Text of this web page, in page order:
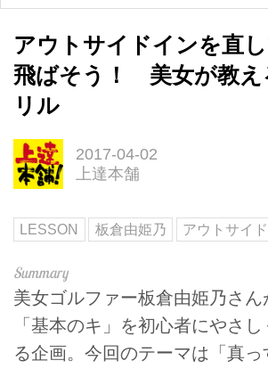
アウトサイドインを直
飛ばそう！ 美女が教え
リル
2017-04-02
上達本舗
LESSON 板倉由姫乃 アウトサイ
美女ゴルファー板倉由姫乃さん
「基本のキ」を初心者にやさ
る企画。今回のテーマは「真っ